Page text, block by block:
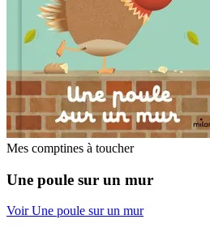
Mes comptines à toucher
Une poule sur un mur
Voir Une poule sur un mur